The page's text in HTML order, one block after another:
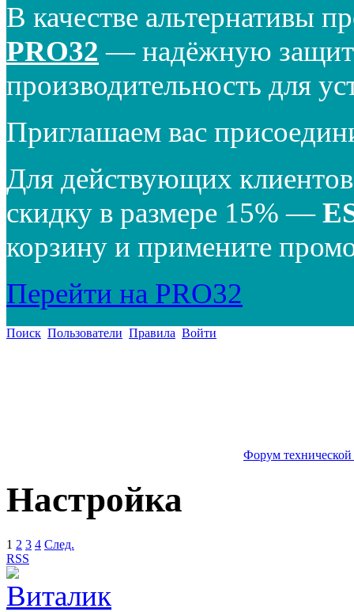
В качестве альтернативы
PRO32 — надёжную
производительность для
Приглашаем вас
Для действующих
скидку в размере 15% —
корзину и примените
Перейти на PRO32
Поиск Пользователи Правила Войти
Форум
Настройка
1 2 3 4 След.
RSS